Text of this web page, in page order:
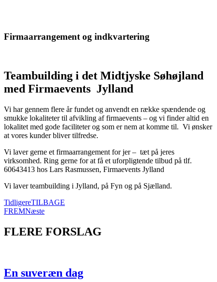
Firmaarrangement og indkvartering
Teambuilding i det Midtjyske Søhøjland
med Firmaevents Jylland
Vi har gennem flere år fundet og anvendt en række spændende og
smukke lokaliteter til afvikling af firmaevents – og vi finder altid en
lokalitet med gode faciliteter og som er nem at komme til. Vi ønsker
at vores kunder bliver tilfredse.
Vi laver gerne et firmaarrangement for jer – tæt på jeres
virksomhed. Ring gerne for at få et uforpligtende tilbud på tlf.
60643413 hos Lars Rasmussen, Firmaevents Jylland
Vi laver teambuilding i Jylland, på Fyn og på Sjælland.
TidligereTILBAGE
FREMNæste
FLERE FORSLAG
En suveræn dag